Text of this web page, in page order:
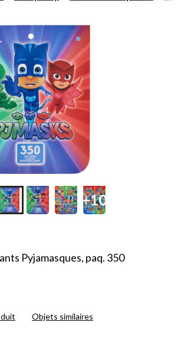
+10
Pyjamasques, paq. 350
Objets similaires